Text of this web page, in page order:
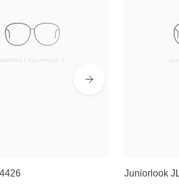
Juniorlook